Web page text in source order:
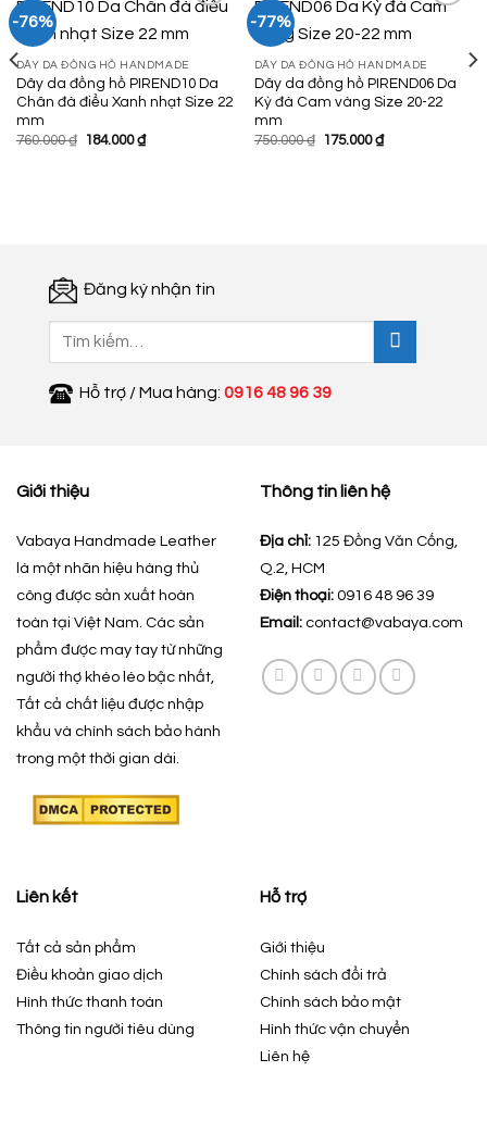
-76%
DÂY DA ĐỒNG HỒ HANDMADE
Dây da đồng hồ PIREND10 Da
Chân đà điểu Xanh nhạt Size 22
mm
760.000₫
Giá
184.000₫Giá
-77%
DÂY DA ĐỒNG HỒ HANDMADE
Dây da đồng hồ PIREND06 Da
Kỳ đà Cam vàng Size 20-22
mm
750.000₫
Giá
175.000₫Giá
Đăng ký nhận tin
Hỗ trợ / Mua hàng: 0916 48 96 39
Giới thiệu
Vabaya Handmade Leather
là một nhãn hiệu hàng thủ
công được sản xuất hoàn
toàn tại Việt Nam. Các sản
phẩm được may tay từ những
người thợ khéo léo bậc nhất,
Tất cả chất liệu được nhập
khẩu và chính sách bảo hành
trong một thời gian dài.
Thông tin liên hệ
Địa chỉ: 125 Đồng Văn Cống,
Q.2, HCM
Điện thoại: 0916 48 96 39
Email: contact@vabaya.com
Liên kết
Tất cả sản phẩm
Điều khoản giao dịch
Hình thức thanh toán
Thông tin người tiêu dùng
Hỗ trợ
Giới thiệu
Chính sách đổi trả
Chính sách bảo mật
Hình thức vận chuyển
Liên hệ